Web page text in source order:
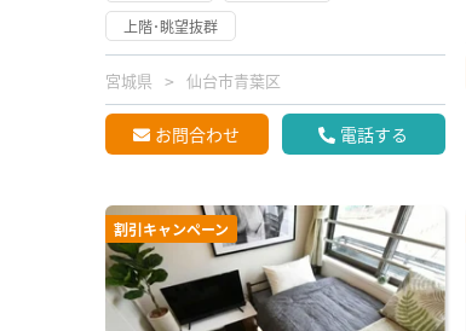
上階･眺望抜群
宮城県 仙台市青葉区
お問合わせ 電話する
割引キャンペーン